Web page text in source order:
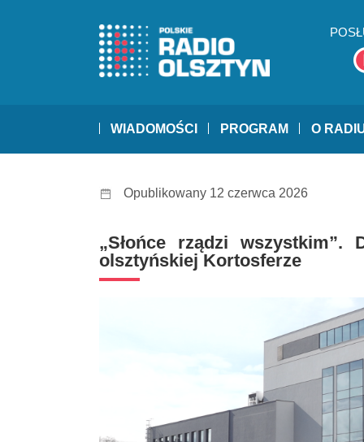
WIADOMOŚCI PROGRAM O
Opublikowany 12 czerwca 2026
„Słońce rządzi
olsztyńskiej Kortosferze